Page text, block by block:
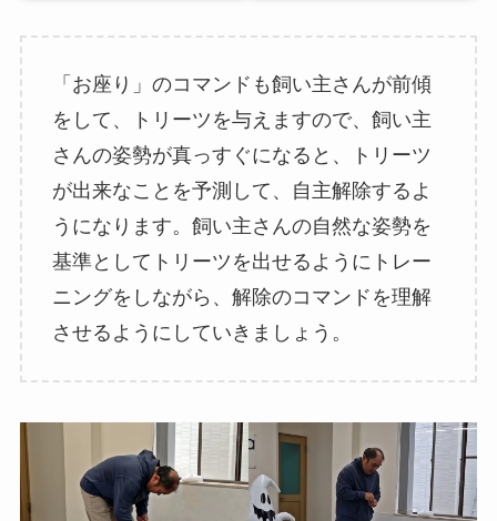
「お座り」のコマンドも飼い主さんが前傾
をして、トリーツを与えますので、飼い主
さんの姿勢が真っすぐになると、トリーツ
が出来なことを予測して、自主解除するよ
うになります。飼い主さんの自然な姿勢を
基準としてトリーツを出せるようにトレー
ニングをしながら、解除のコマンドを理解
させるようにしていきましょう。